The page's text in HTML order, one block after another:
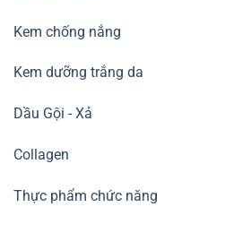
Kem chống nắng
Kem dưỡng trắng da
Dầu Gội - Xả
Collagen
Thực phẩm chức năng